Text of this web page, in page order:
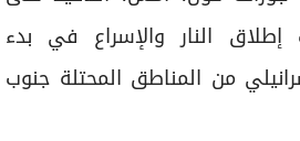
النار والإسراع في بدء
من المناطق المحتلة جنوب